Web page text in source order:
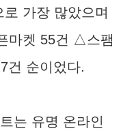
가장 많았으며
마켓 55건 △스팸
건 순이었다.
는 유명 온라인